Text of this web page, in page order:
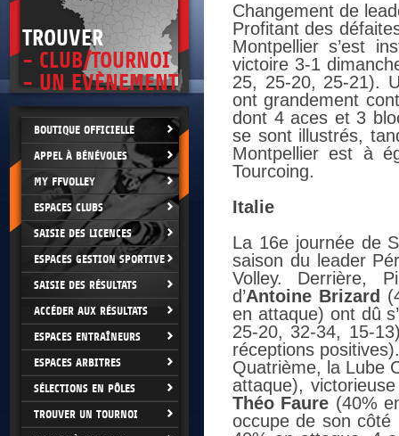
TROUVER
- CLUB/TOURNOI
- UN EVÈNEMENT
BOUTIQUE OFFICIELLE
APPEL À BÉNÉVOLES
MY FFVOLLEY
ESPACES CLUBS
SAISIE DES LICENCES
ESPACES GESTION SPORTIVE
SAISIE DES RÉSULTATS
ACCÉDER AUX RÉSULTATS
ESPACES ENTRAÎNEURS
ESPACES ARBITRES
SÉLECTIONS EN PÔLES
TROUVER UN TOURNOI
Changement de
Profitant des
Montpellier s’est
victoire 3-1
25, 25-20, 25-21).
ont grandement
dont 4 aces et 3
se sont illustrés,
Montpellier est à
Tourcoing.
Italie
La 16e journée de
saison du leader
Volley. Derrière,
d’Antoine Brizard
en attaque) ont dû
25-20, 32-34, 15-
réceptions positives).
Quatrième, la Lube
attaque),
Théo Faure (40%
occupe de son côté